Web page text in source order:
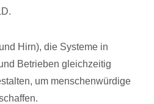
Hirn), die Systeme in
Betrieben gleichzeitig
um menschenwürdige